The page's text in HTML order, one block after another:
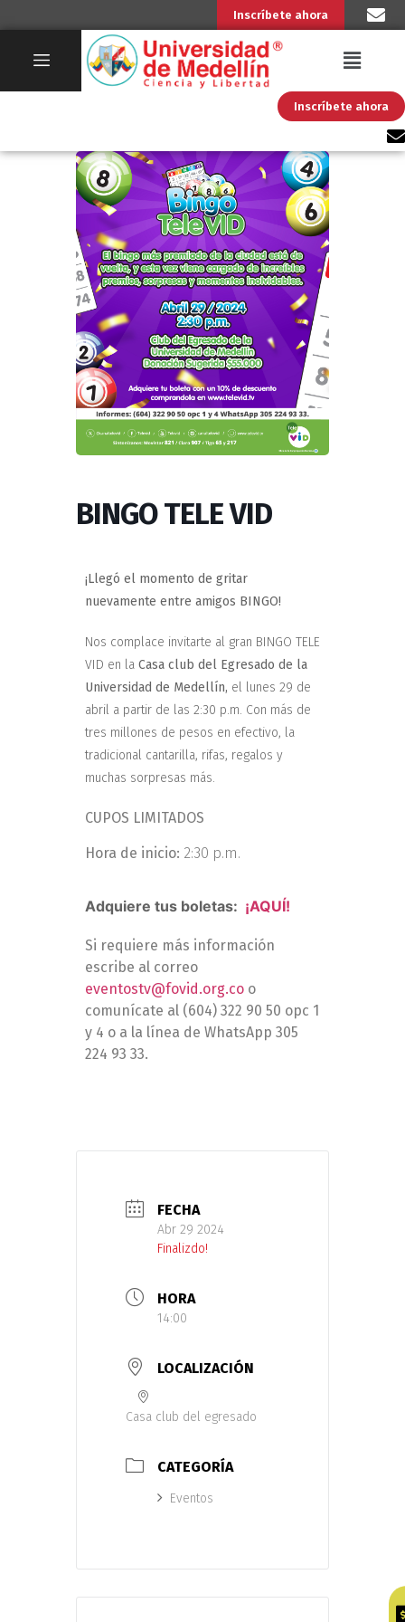
Inscríbete ahora
Inscríbete ahora
BINGO TELE VID
¡Llegó el momento de gritar
nuevamente entre amigos BINGO!
Nos complace invitarte al gran BINGO TELE
VID en la Casa club del Egresado de la
Universidad de Medellín, el lunes 29 de
abril a partir de las 2:30 p.m. Con más de
tres millones de pesos en efectivo, la
tradicional cantarilla, rifas, regalos y
muchas sorpresas más.
CUPOS LIMITADOS
Hora de inicio: 2:30 p.m.
Adquiere tus boletas: ¡AQUÍ!
Si requiere más información
escribe al correo
eventostv@fovid.org.co o
comunícate al (604) 322 90 50 opc 1
y 4 o a la línea de WhatsApp 305
224 93 33.
FECHA
Abr 29 2024
Finalizdo!
HORA
14:00
LOCALIZACIÓN
Casa club del egresado
CATEGORÍA
Eventos